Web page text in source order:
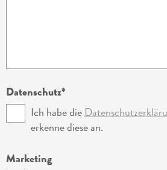
Datenschutz
Ich habe die
erkenne diese an.
Marketing